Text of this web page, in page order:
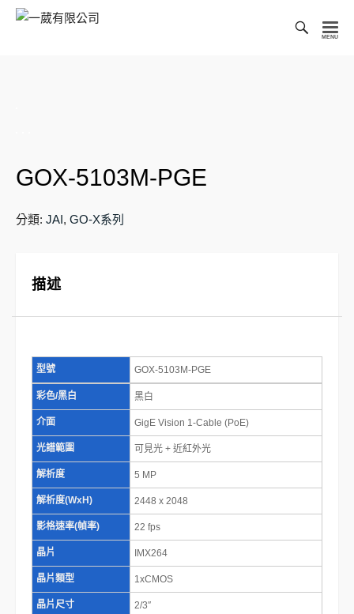
GOX-5103M-PGE
分類: JAI, GO-X系列
描述
型號 GOX-5103M-PGE
彩色/黑白 黑白
介面 GigE Vision 1-Cable (PoE)
光譜範圍 可見光 + 近紅外光
解析度 5 MP
解析度(WxH) 2448 x 2048
影格速率(幀率) 22 fps
晶片 IMX264
晶片類型 1xCMOS
晶片尺寸 2/3″